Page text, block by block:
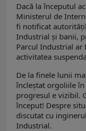
Dacă la începutul
Ministerul de
fi notificat
Industrial şi banii,
Parcul Industrial ar
activitatea
De la finele lunii
încleştat orgoliile în
progresul e vizibil.
început! Despre
discutat cu
Industrial.